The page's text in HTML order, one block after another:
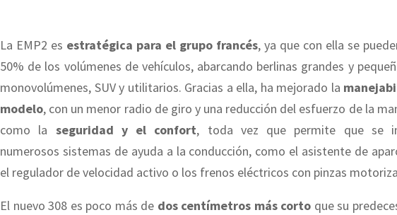
La EMP2 es estratégica para el grupo francés, ya que con ella se
50% de los volúmenes de vehículos, abarcando berlinas grandes y
monovolúmenes, SUV y utilitarios. Gracias a ella, ha mejorado la
modelo, con un menor radio de giro y una reducción del esfuerzo de la
como la seguridad y el confort, toda vez que permite que se
numerosos sistemas de ayuda a la conducción, como el asistente de
el regulador de velocidad activo o los frenos eléctricos con pinzas
El nuevo 308 es poco más de dos centímetros más corto que su